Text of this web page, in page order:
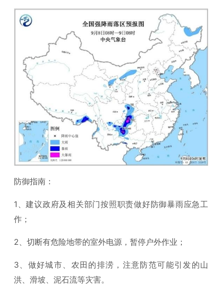
防御指南：
1、建议政府及相关部门按照职责做好防御暴雨应急工
作；
2、切断有危险地带的室外电源，暂停户外作业；
3、做好城市、农田的排涝，注意防范可能引发的山
洪、滑坡、泥石流等灾害。